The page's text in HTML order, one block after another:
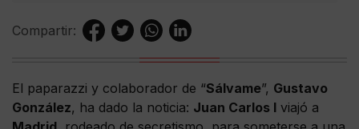
Compartir:
El paparazzi y colaborador de “Sálvame”, Gustavo
González, ha dado la noticia: Juan Carlos I viajó a